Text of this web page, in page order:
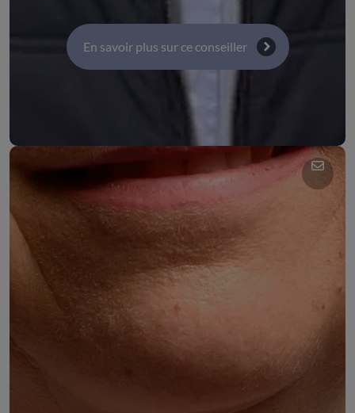
En savoir plus sur ce conseiller